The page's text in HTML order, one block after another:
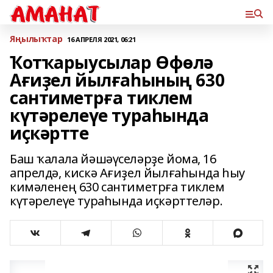
Яңылыҡтар 16 АПРЕЛЯ 2021, 06:21
Ҡотҡарыусылар Өфөлә
Ағиҙел йылғаһының 630
сантиметрға тиклем
күтәрелеүе тураһында
иҫкәртте
Баш ҡалала йәшәүселәрҙе йома, 16
апрелдә, кискә Ағиҙел йылғаһында һыу
кимәленең 630 сантиметрға тиклем
күтәрелеүе тураһында иҫкәрттеләр.